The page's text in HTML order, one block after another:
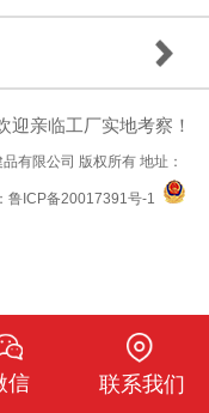
迎亲临工厂实地考察！
有限公司 版权所有 地址：
鲁ICP备20017391号-1
信 联系我们